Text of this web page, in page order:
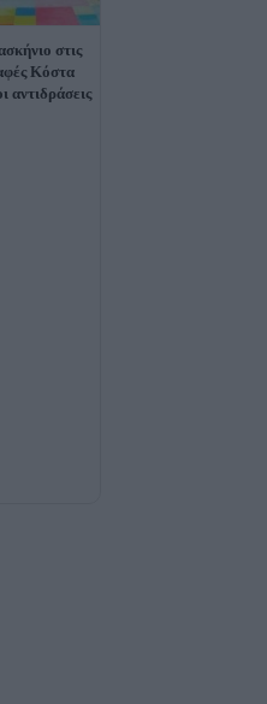
στις
Κόστα
αντιδράσεις